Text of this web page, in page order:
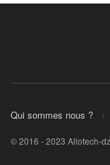
Qui sommes nous ?
© 2016 - 2023 Allotech-